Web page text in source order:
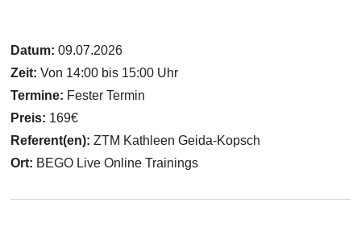
Datum:09.07.2026
Zeit: Von 14:00 bis 15:00 Uhr
Termine: Fester Termin
Preis: 169€
Referent(en):ZTM Kathleen Geida-Kopsch
Ort: BEGO Live Online Trainings